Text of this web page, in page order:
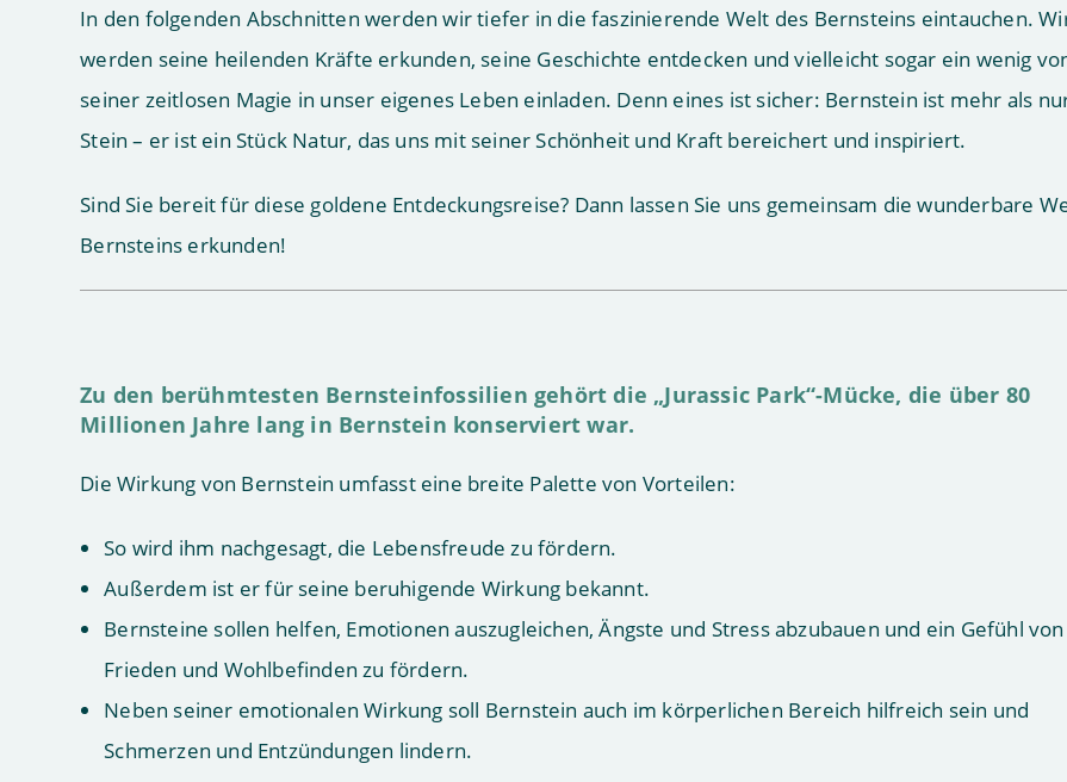
In den folgenden Abschnitten werden wir tiefer in die faszinierende Welt des Bernsteins eintauchen.
werden seine heilenden Kräfte erkunden, seine Geschichte entdecken und vielleicht sogar ein wenig
seiner zeitlosen Magie in unser eigenes Leben einladen. Denn eines ist sicher: Bernstein ist mehr als
Stein – er ist ein Stück Natur, das uns mit seiner Schönheit und Kraft bereichert und inspiriert.
Sind Sie bereit für diese goldene Entdeckungsreise? Dann lassen Sie uns gemeinsam die wunderbare
Bernsteins erkunden!
Zu den berühmtesten Bernsteinfossilien gehört die „Jurassic Park“-Mücke, die über 80
Millionen Jahre lang in Bernstein konserviert war.
Die Wirkung von Bernstein umfasst eine breite Palette von Vorteilen:
So wird ihm nachgesagt, die Lebensfreude zu fördern.
Außerdem ist er für seine beruhigende Wirkung bekannt.
Bernsteine sollen helfen, Emotionen auszugleichen, Ängste und Stress abzubauen und ein Gefühl von
Frieden und Wohlbefinden zu fördern.
Neben seiner emotionalen Wirkung soll Bernstein auch im körperlichen Bereich hilfreich sein und
Schmerzen und Entzündungen lindern.